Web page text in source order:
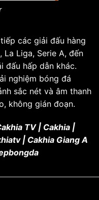
các giải đấu hàng
Liga, Serie A, đến
đấu hấp dẫn khác.
nghiệm bóng đá
sắc nét và âm thanh
không gián đoạn.
TV | Cakhia |
| Cakhia Giang A